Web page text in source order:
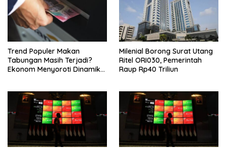
Trend Populer Makan
Tabungan Masih Terjadi?
Ekonom Menyoroti Dinamika
Milenial Borong Surat Utang
Ritel ORI030, Pemerintah
Raup Rp40 Triliun